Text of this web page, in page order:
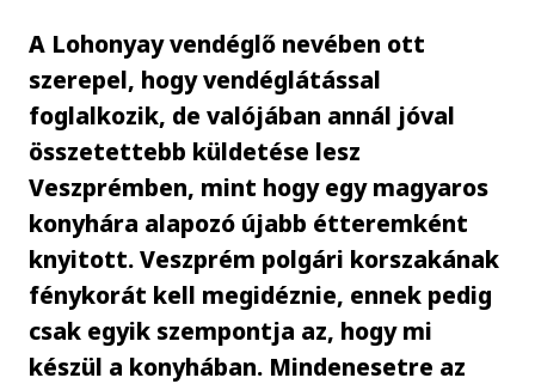
A Lohonyay vendéglő nevében ott
szerepel, hogy vendéglátással
foglalkozik, de valójában annál jóval
összetettebb küldetése lesz
Veszprémben, mint hogy egy magyaros
konyhára alapozó újabb étteremként
knyitott. Veszprém polgári korszakának
fénykorát kell megidéznie, ennek pedig
csak egyik szempontja az, hogy mi
készül a konyhában. Mindenesetre az